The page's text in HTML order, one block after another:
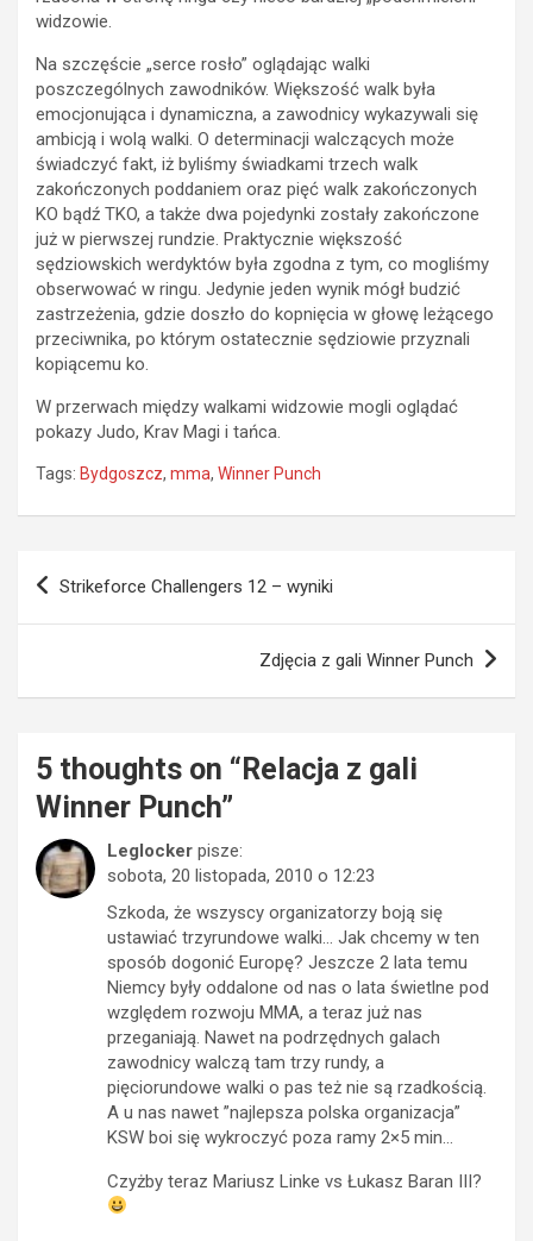
widzowie.
Na szczęście „serce rosło” oglądając walki
poszczególnych zawodników. Większość walk była
emocjonująca i dynamiczna, a zawodnicy wykazywali się
ambicją i wolą walki. O determinacji walczących może
świadczyć fakt, iż byliśmy świadkami trzech walk
zakończonych poddaniem oraz pięć walk zakończonych
KO bądź TKO, a także dwa pojedynki zostały zakończone
już w pierwszej rundzie. Praktycznie większość
sędziowskich werdyktów była zgodna z tym, co mogliśmy
obserwować w ringu. Jedynie jeden wynik mógł budzić
zastrzeżenia, gdzie doszło do kopnięcia w głowę leżącego
przeciwnika, po którym ostatecznie sędziowie przyznali
kopiącemu ko.
W przerwach między walkami widzowie mogli oglądać
pokazy Judo, Krav Magi i tańca.
Tags: Bydgoszcz, mma, Winner Punch
Nawigacja
Strikeforce Challengers 12 – wyniki
Zdjęcia z gali Winner Punch
5 thoughts on “ Relacja z gali
Winner Punch”
Leglocker pisze:
sobota, 20 listopada, 2010 o 12:23
Szkoda, że wszyscy organizatorzy boją się
ustawiać trzyrundowe walki… Jak chcemy w ten
sposób dogonić Europę? Jeszcze 2 lata temu
Niemcy były oddalone od nas o lata świetlne pod
względem rozwoju MMA, a teraz już nas
przeganiają. Nawet na podrzędnych galach
zawodnicy walczą tam trzy rundy, a
pięciorundowe walki o pas też nie są rzadkością.
A u nas nawet ”najlepsza polska organizacja”
KSW boi się wykroczyć poza ramy 2×5 min…
Czyżby teraz Mariusz Linke vs Łukasz Baran III?